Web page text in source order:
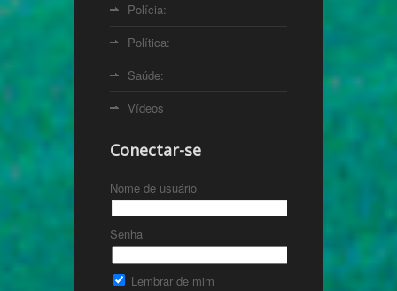
Polícia:
Política:
Saúde:
Vídeos
Conectar-se
Nome de usuário
Senha
Lembrar de mim